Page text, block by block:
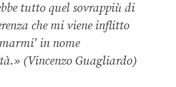
tutto quel sovrappiù di
che mi viene inflitto
in nome
(Vincenzo Guagliardo)